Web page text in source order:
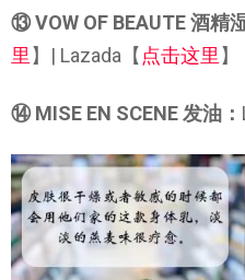
⑬ VOW OF BEAUTE 酒精
里 】| Lazada【 点击这里 】
⑭ MISE EN SCENE 发油：